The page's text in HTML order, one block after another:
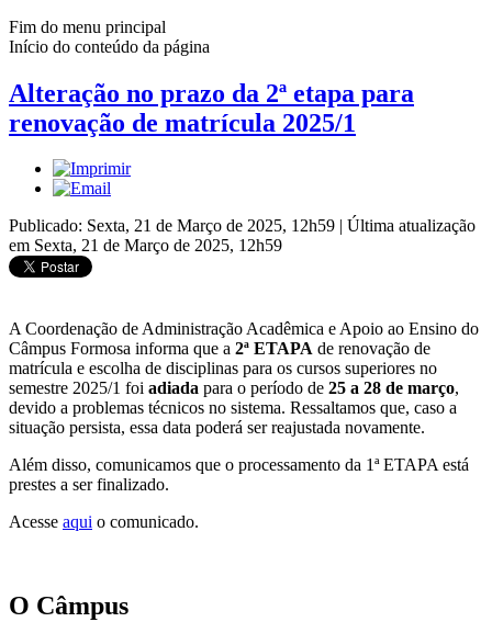
Fim do menu principal
Início do conteúdo da página
Alteração no prazo da 2ª etapa para
renovação de matrícula 2025/1
Publicado: Sexta, 21 de Março de 2025, 12h59 | Última atualização
em Sexta, 21 de Março de 2025, 12h59
A Coordenação de Administração Acadêmica e Apoio ao Ensino do
Câmpus Formosa informa que a 2ª ETAPA de renovação de
matrícula e escolha de disciplinas para os cursos superiores no
semestre 2025/1 foi adiada para o período de 25 a 28 de março,
devido a problemas técnicos no sistema. Ressaltamos que, caso a
situação persista, essa data poderá ser reajustada novamente.
Além disso, comunicamos que o processamento da 1ª ETAPA está
prestes a ser finalizado.
Acesse aqui o comunicado.
O Câmpus